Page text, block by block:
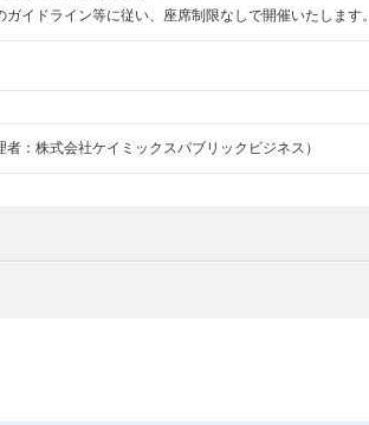
イドライン等に従い、座席制限なしで開催いたします。
：株式会社ケイミックスパブリックビジネス）